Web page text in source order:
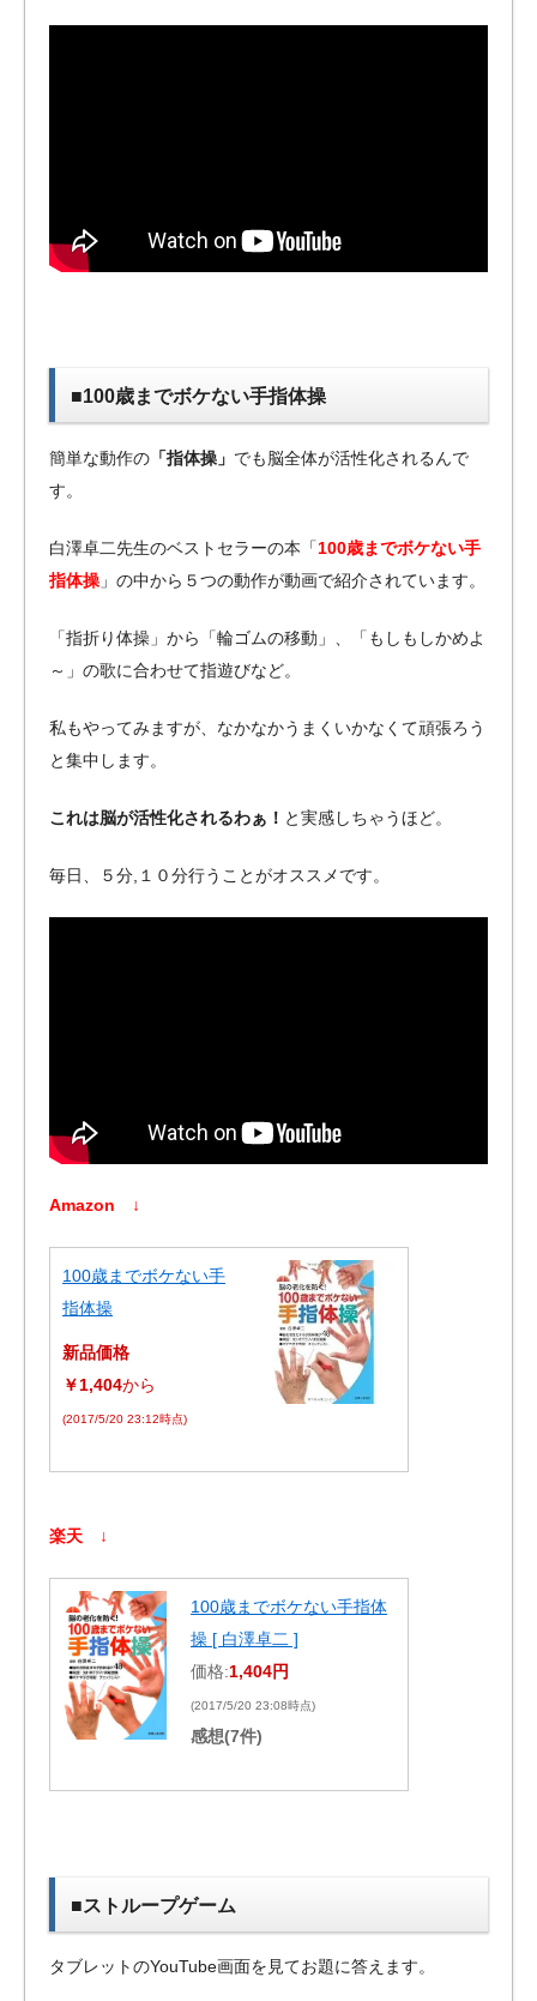
■100歳までボケない手指体操
簡単な動作の 「指体操」 でも脳全体が活性化されるんで
す。
白澤卓二先生のベストセラーの本「100歳までボケない手
指体操 」の中から５つの動作が動画で紹介されています。
「指折り体操」から「輪ゴムの移動」、「もしもしかめよ
～」の歌に合わせて指遊びなど。
私もやってみますが、なかなかうまくいかなくて頑張ろう
と集中します。
これは脳が活性化されるわぁ！ と実感しちゃうほど。
毎日、５分,１０分行うことがオススメです。
Amazon ↓
100歳までボケない手
指体操
新品価格
￥1,404から
(2017/5/20 23:12時点)
楽天 ↓
100歳までボケない手指体
操 [ 白澤卓二 ]
価格:1,404円
(2017/5/20 23:08時点)
感想(7件)
■ストループゲーム
タブレットのYouTube画面を見てお題に答えます。